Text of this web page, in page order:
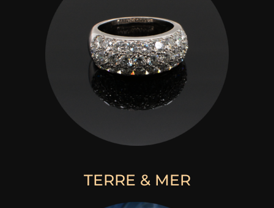
TERRE & MER